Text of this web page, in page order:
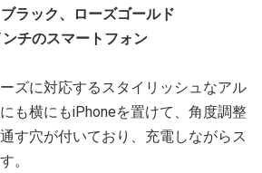
ラック、ローズゴールド
チのスマートフォン
ズに対応するスタイリッシュなアル
も横にもiPhoneを置けて、角度調整
す穴が付いており、充電しながらス
。